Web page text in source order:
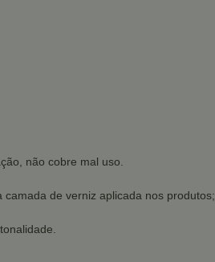
não cobre mal uso.
de verniz aplicada nos produtos;